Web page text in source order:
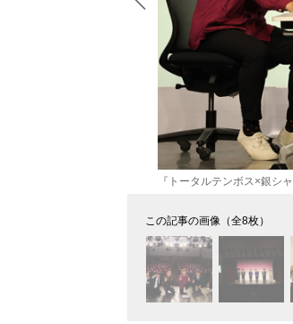
『トータルテンボス×銀シ
この記事の画像（全8枚）